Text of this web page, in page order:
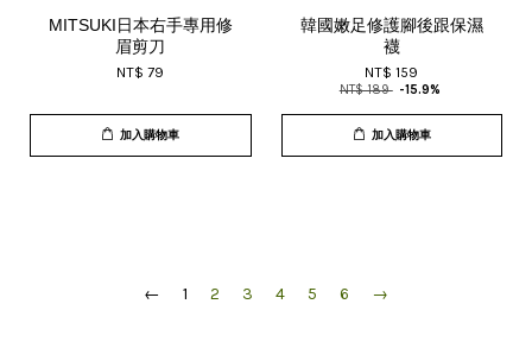
MITSUKI日本右手專用修
眉剪刀
NT$ 79
加入購物車
韓國嫩足修護腳後跟保濕
襪
NT$ 159
NT$ 189 -15.9%
加入購物車
← 1 2 3 4 5 6 →